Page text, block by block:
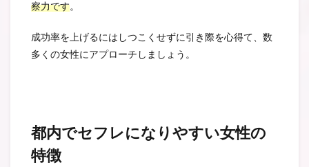
察力です。
成功率を上げるにはしつこくせずに引き際を心得て、数
多くの女性にアプローチしましょう。
都内でセフレになりやすい女性の
特徴